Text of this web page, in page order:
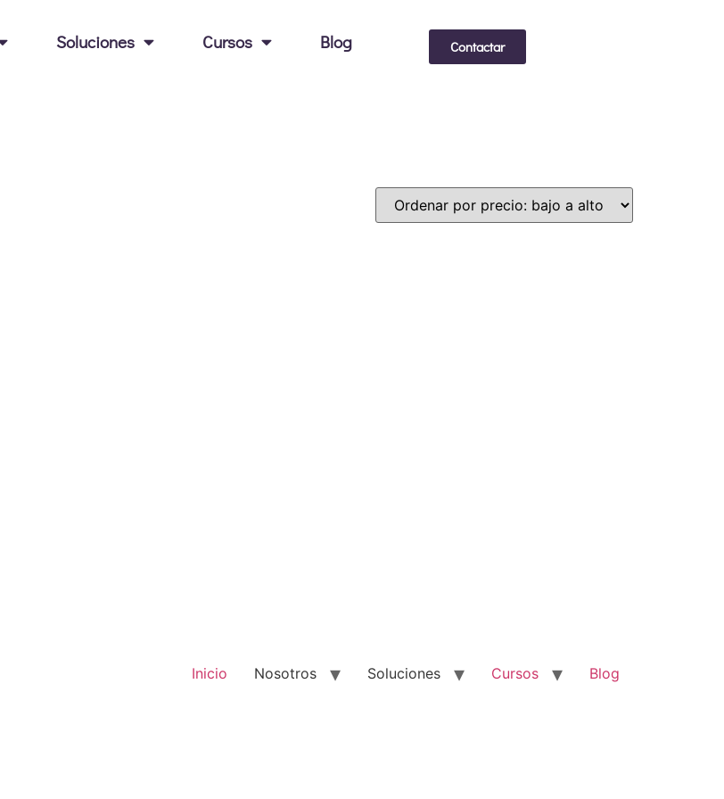
Soluciones Cursos Blog Contactar
Inicio Nosotros Soluciones Cursos
Blog